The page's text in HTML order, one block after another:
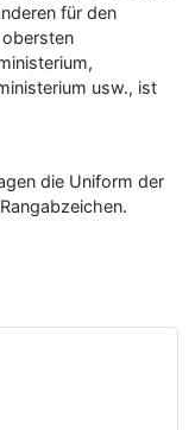
für den
usw., ist
die Uniform der